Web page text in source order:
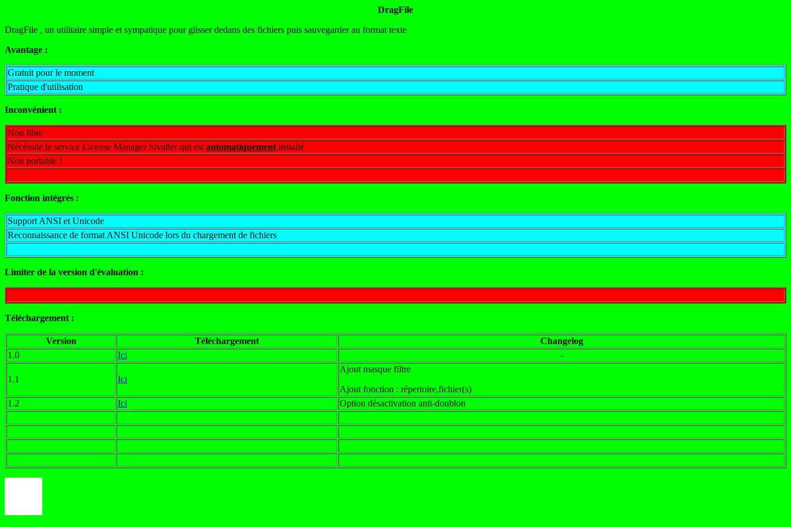
DragFile
DragFile , un utilitaire simple et sympatique pour glisser dedans des fichiers puis sauvegarder au format texte
Avantage :
Gratuit pour le moment
Pratique d'utilisation
Inconvénient :
Non libre
Nécéssite le service License Manager Sivaller qui est automatiquement installé
Non portable !
Fonction intégrés :
Support ANSI et Unicode
Reconnaissance de format ANSI Unicode lors du chargement de fichiers
Limiter de la version d'évaluation :
Téléchargement :
Version Téléchargement
Changelog
1.0
Ici -
1.1 Ici
Ajout masque filtre
Ajout fonction : répertoire,fichier(s)
1.2
Ici Option désactivation anti-doublon